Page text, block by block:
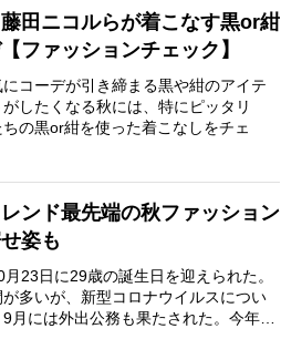
田ニコルらが着こなす黒or紺
ファッションチェック】
コーデが引き締まる黒や紺のアイテ
したくなる秋には、特にピッタリ
の黒or紺を使った着こなしをチェ
ンド最先端の秋ファッション
姿も
23日に29歳の誕生日を迎えられた。
多いが、新型コロナウイルスについ
月には外出公務も果たされた。今年…